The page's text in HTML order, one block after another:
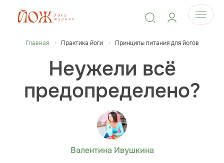
Главная Практика йоги Принципы питания для йогов
Неужели всё
предопределено?
Валентина Ивушкина